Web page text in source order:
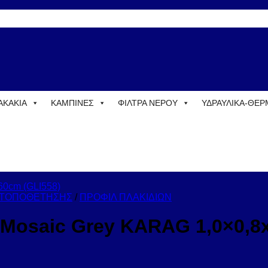
ΚΑΜΠΙΝΕΣ ΦΙΛΤΡΑ ΝΕΡΟΥ ΥΔΡΑΥΛΙΚΑ-
ΤΟΠΟΘΕΤΗΣΗΣ / ΠΡΟΦΙΛ ΠΛΑΚΙΔΙΩΝ
Grey KARAG